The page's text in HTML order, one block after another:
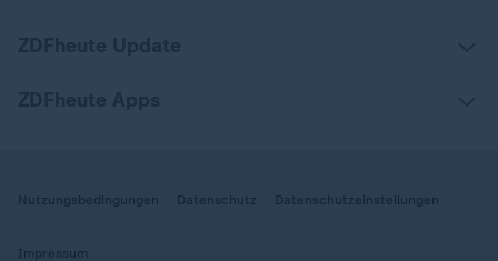
Nutzungsbedingungen Datenschutz Datenschutzeinstellungen
Impressum